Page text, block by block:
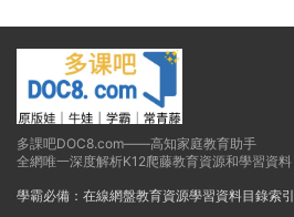
多課吧DOC8.com——高知家庭教育助手
全網唯一深度解析K12爬藤教育資源和學習資料
學霸必備：在線網盤教育資源學習資料目錄索引